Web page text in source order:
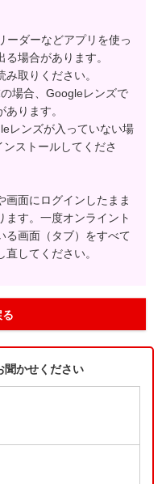
ーダーなどアプリを使っ
場合があります。
取りください。
場合、Googleレンズで
ります。
レンズが入っていない場
ストールしてくださ
画面にログインしたまま
ます。一度オンライント
る画面（タブ）をすべて
してください。
聞かせください